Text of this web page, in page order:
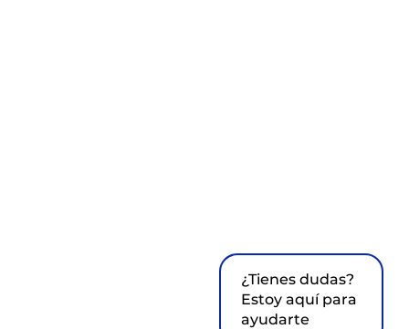
¿Tienes dudas?
Estoy aquí para
ayudarte